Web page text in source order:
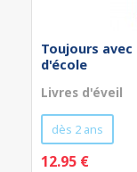
Toujours
d'école
Livres d'éveil
dès 2 ans
12.95 €